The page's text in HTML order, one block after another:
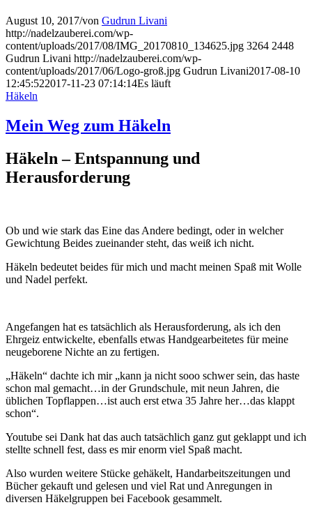
August 10, 2017/von Gudrun Livani
http://nadelzauberei.com/wp-
content/uploads/2017/08/IMG_20170810_134625.jpg 3264 2448
Gudrun Livani http://nadelzauberei.com/wp-
content/uploads/2017/06/Logo-groß.jpg Gudrun Livani2017-08-10
12:45:522017-11-23 07:14:14Es läuft
Häkeln
Mein Weg zum Häkeln
Häkeln – Entspannung und
Herausforderung
Ob und wie stark das Eine das Andere bedingt, oder in welcher
Gewichtung Beides zueinander steht, das weiß ich nicht.
Häkeln bedeutet beides für mich und macht meinen Spaß mit Wolle
und Nadel perfekt.
Angefangen hat es tatsächlich als Herausforderung, als ich den
Ehrgeiz entwickelte, ebenfalls etwas Handgearbeitetes für meine
neugeborene Nichte an zu fertigen.
„Häkeln“ dachte ich mir „kann ja nicht sooo schwer sein, das haste
schon mal gemacht…in der Grundschule, mit neun Jahren, die
üblichen Topflappen…ist auch erst etwa 35 Jahre her…das klappt
schon“.
Youtube sei Dank hat das auch tatsächlich ganz gut geklappt und ich
stellte schnell fest, dass es mir enorm viel Spaß macht.
Also wurden weitere Stücke gehäkelt, Handarbeitszeitungen und
Bücher gekauft und gelesen und viel Rat und Anregungen in
diversen Häkelgruppen bei Facebook gesammelt.